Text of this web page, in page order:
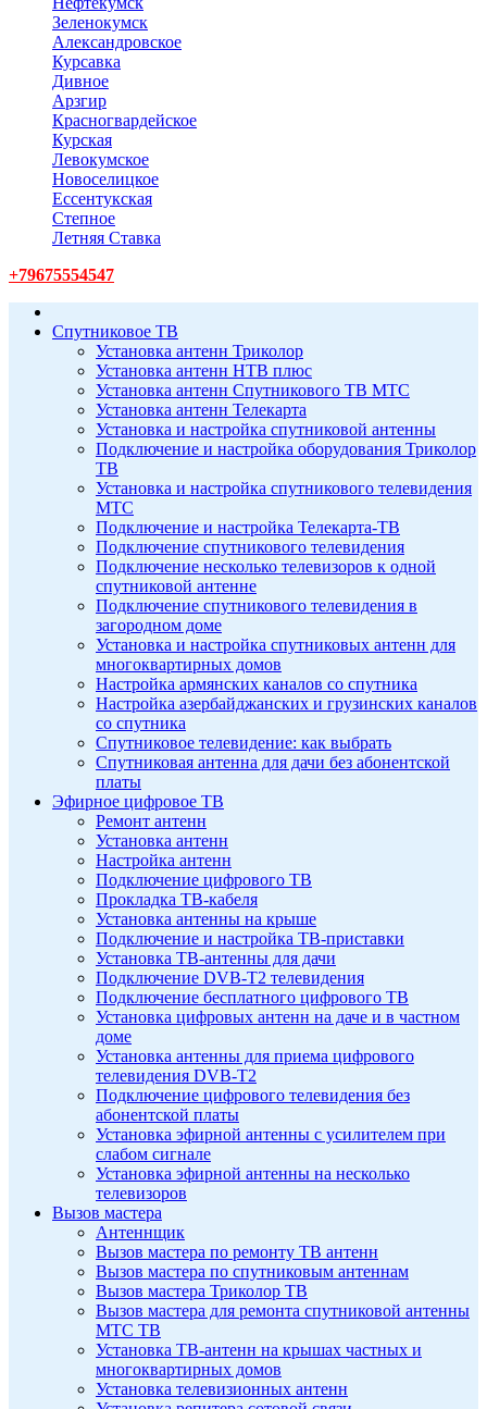
Зеленокумск
Александровское
Курсавка
Дивное
Арзгир
Красногвардейское
Курская
Левокумское
Новоселицкое
Ессентукская
Степное
Летняя Ставка
+79675554547
Спутниковое ТВ
Установка антенн Триколор
Установка антенн НТВ плюс
Установка антенн Спутникового ТВ МТС
Установка антенн Телекарта
Установка и настройка спутниковой антенны
Подключение и настройка оборудования Триколор
ТВ
Установка и настройка спутникового телевидения
МТС
Подключение и настройка Телекарта-ТВ
Подключение спутникового телевидения
Подключение несколько телевизоров к одной
спутниковой антенне
Подключение спутникового телевидения в
загородном доме
Установка и настройка спутниковых антенн для
многоквартирных домов
Настройка армянских каналов со спутника
Настройка азербайджанских и грузинских каналов
со спутника
Спутниковое телевидение: как выбрать
Спутниковая антенна для дачи без абонентской
платы
Эфирное цифровое ТВ
Ремонт антенн
Установка антенн
Настройка антенн
Подключение цифрового ТВ
Прокладка ТВ-кабеля
Установка антенны на крыше
Подключение и настройка ТВ-приставки
Установка ТВ-антенны для дачи
Подключение DVB-T2 телевидения
Подключение бесплатного цифрового ТВ
Установка цифровых антенн на даче и в частном
доме
Установка антенны для приема цифрового
телевидения DVB-T2
Подключение цифрового телевидения без
абонентской платы
Установка эфирной антенны с усилителем при
слабом сигнале
Установка эфирной антенны на несколько
телевизоров
Вызов мастера
Антеннщик
Вызов мастера по ремонту ТВ антенн
Вызов мастера по спутниковым антеннам
Вызов мастера Триколор ТВ
Вызов мастера для ремонта спутниковой антенны
МТС ТВ
Установка ТВ-антенн на крышах частных и
многоквартирных домов
Установка телевизионных антенн